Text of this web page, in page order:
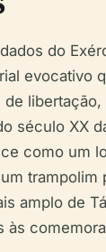
do
evocativo
século XX
como um
trampolim
amplo de
às